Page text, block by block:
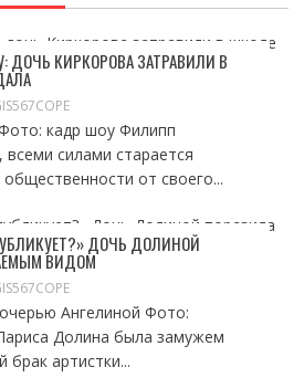
ДОЧЬ КИРКОРОВА ЗАТРАВИЛИ В
кадр шоу Филипп
силами старается
от своего...
ДОЧЬ ДОЛИНОЙ
ВИДОМ
Ангелиной Фото:
Долина была замужем
артистки...